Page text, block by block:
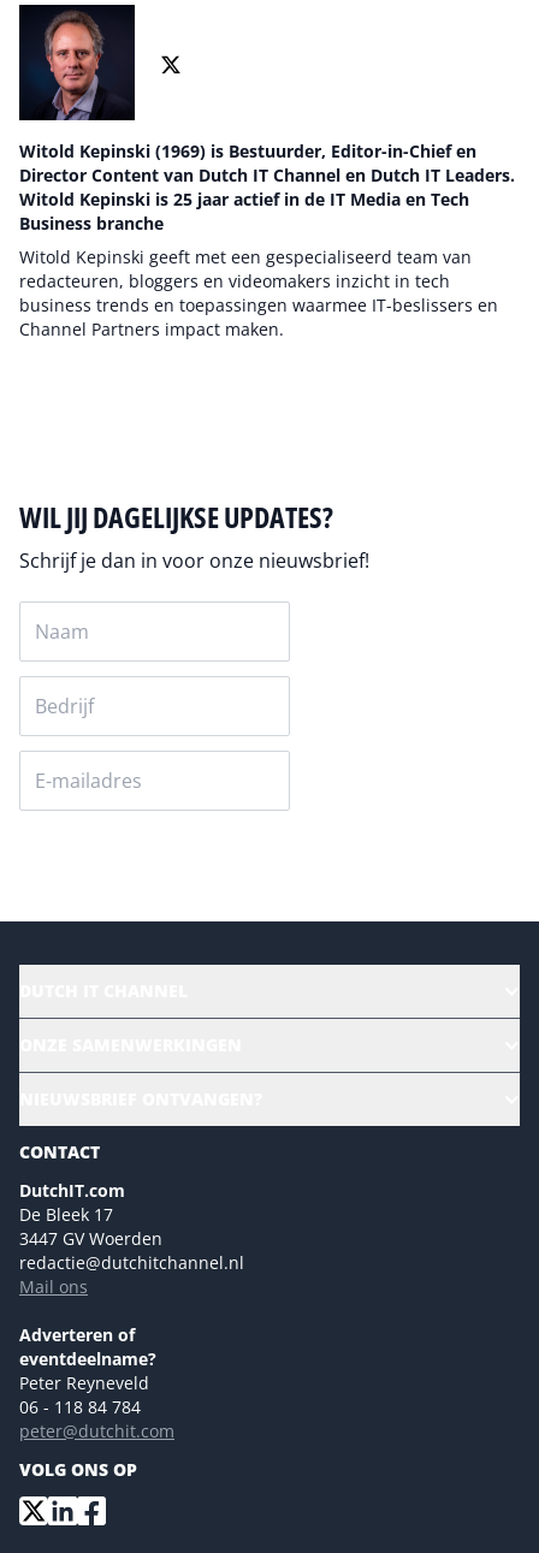
Witold Kepinski (1969) is Bestuurder, Editor-in-Chief en
Director Content van Dutch IT Channel en Dutch IT Leaders.
Witold Kepinski is 25 jaar actief in de IT Media en Tech
Business branche
Witold Kepinski geeft met een gespecialiseerd team van
redacteuren, bloggers en videomakers inzicht in tech
business trends en toepassingen waarmee IT-beslissers en
Channel Partners impact maken.
WIL JIJ DAGELIJKSE UPDATES?
Schrijf je dan in voor onze nieuwsbrief!
Magazines
Marketingmogelijkheden 2026
Eventmogelijkheden 2026
Advertising opportunities 2026 ENG
Event opportunities 2026 ENG
NL Digital
Versturen
CONTACT
DutchIT.com
De Bleek 17
3447 GV Woerden
redactie@dutchitchannel.nl
Mail ons
Adverteren of
eventdeelname?
Peter Reyneveld
06 - 118 84 784
peter@dutchit.com
VOLG ONS OP